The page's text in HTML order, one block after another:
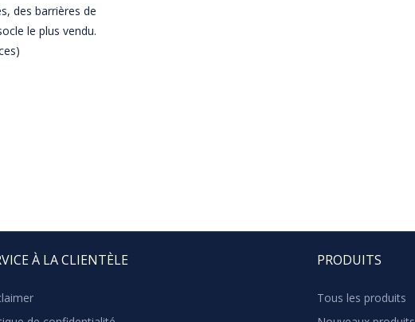
des barrières de
le plus vendu.
À LA CLIENTÈLE PRODUITS
Tous les produits